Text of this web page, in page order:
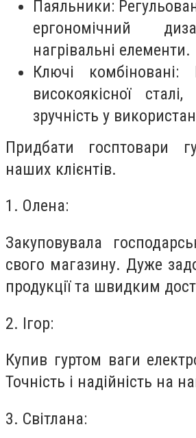
Паяльники:
ергономічний
нагрівальні елементи.
Ключі комбіновані:
високоякісної
зручність у
Придбати госптовари
наших клієнтів.
1. Олена:
Закуповувала
свого магазину. Дуже
продукції та швидким
2. Ігор:
Купив гуртом ваги
Точність і надійність на
3. Світлана: